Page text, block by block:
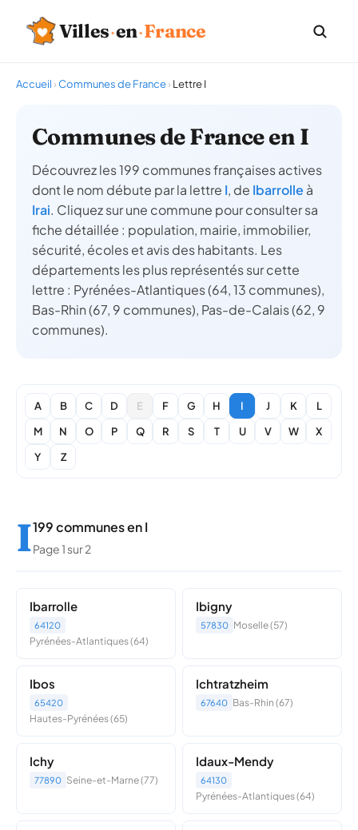
Villes·en·France
Accueil ›Communes de France› Lettre I
Communes de France en I
Découvrez les 199 communes françaises actives
dont le nom débute par la lettre I, de Ibarrolle à
Irai. Cliquez sur une commune pour consulter sa
fiche détaillée : population, mairie, immobilier,
sécurité, écoles et avis des habitants. Les
départements les plus représentés sur cette
lettre : Pyrénées-Atlantiques (64, 13 communes),
Bas-Rhin (67, 9 communes), Pas-de-Calais (62, 9
communes).
A B C D E F G H I J K
L
M
N O P Q R S T U V W
X
Y
Z
I199 communes en I
Page 1 sur 2
Ibarrolle
64120
Pyrénées-Atlantiques (64)
Ibigny
57830 Moselle (57)
Ibos
65420
Hautes-Pyrénées (65)
Ichtratzheim
67640 Bas-Rhin (67)
Ichy
77890 Seine-et-Marne (77)
Idaux-Mendy
64130
Pyrénées-Atlantiques (64)